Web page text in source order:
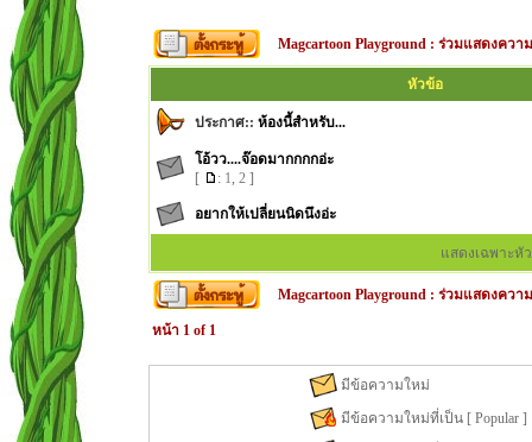
Magcartoon Playground :ร่วมแสดงควา
หัวข้อ
ประกาศ:: ห้องนี้สำหรับ...
โอ้วว....จ๊อดมากกกกอ่ะ
[
: 1,2 ]
อยากให้เปลี่ยนนิดนึงอ่ะ
แสดงเฉพาะหั
Magcartoon Playground :ร่วมแสดงควา
หน้า 1 of 1
มีข้อความใหม่
มีข้อความใหม่ที่เป็น [ Popular ]